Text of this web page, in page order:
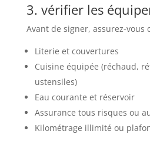
3. vérifier les
Avant de signer, assurez-vous
Literie et couvertures
Cuisine équipée (réchaud,
ustensiles)
Eau courante et réservoir
Assurance tous risques ou
Kilométrage illimité ou